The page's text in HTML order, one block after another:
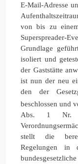
E-Mail-Adresse
von bis zu
Superspreader-
Grundlage
isoliert und
der Gaststätte
ist nun der neu
den der
beschlossen und
Abs. 1 Nr.
stellt die
Regelungen in